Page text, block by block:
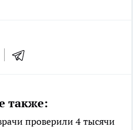
также:
проверили 4 тысячи